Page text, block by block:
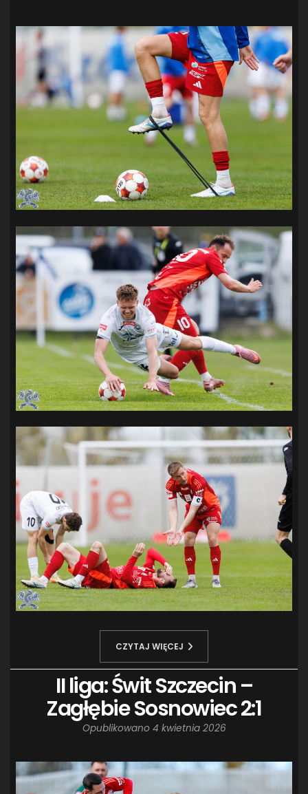
CZYTAJ WIĘCEJ
II liga: Świt Szczecin –
Zagłębie Sosnowiec 2:1
Opublikowano 4 kwietnia 2026